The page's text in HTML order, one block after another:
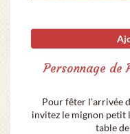
Personnage de
Pour fêter l’arrivée
invitez le mignon petit
table